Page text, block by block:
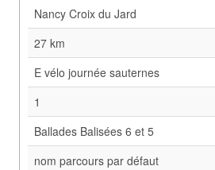
Nancy Croix du Jard
27 km
E vélo journée sauternes
1
Ballades Balisées 6 et 5
nom parcours par défaut